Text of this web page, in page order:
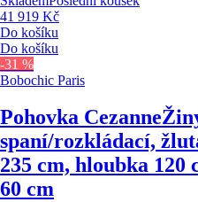
41 919 Kč
Do košíku
Do košíku
-31 %
Bobochic Paris
Pohovka Cezanne
spaní/rozkládací,
235 cm, hloubka 120
60 cm